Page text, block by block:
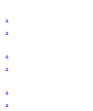
.
.
.
.
.
.